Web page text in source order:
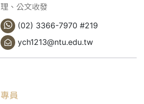
理、公文收發
(02) 3366-7970 #219
ych1213@ntu.edu.tw
專員